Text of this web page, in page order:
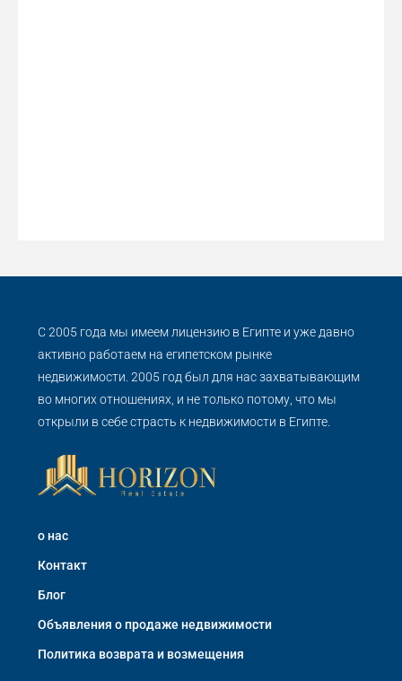
С 2005 года мы имеем лицензию в Египте и уже давно
активно работаем на египетском рынке
недвижимости. 2005 год был для нас захватывающим
во многих отношениях, и не только потому, что мы
открыли в себе страсть к недвижимости в Египте.
о нас
Контакт
Блог
Объявления о продаже недвижимости
Политика возврата и возмещения